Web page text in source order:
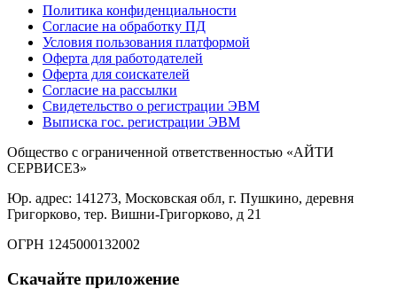
Политика конфиденциальности
Согласие на обработку ПД
Условия пользования платформой
Оферта для работодателей
Оферта для соискателей
Согласие на рассылки
Свидетельство о регистрации ЭВМ
Выписка гос. регистрации ЭВМ
Общество с ограниченной ответственностью «АЙТИ
СЕРВИСЕЗ»
Юр. адрес: 141273, Московская обл, г. Пушкино, деревня
Григорково, тер. Вишни-Григорково, д 21
ОГРН 1245000132002
Скачайте приложение